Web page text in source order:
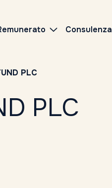
Consulenza
PLC
PLC